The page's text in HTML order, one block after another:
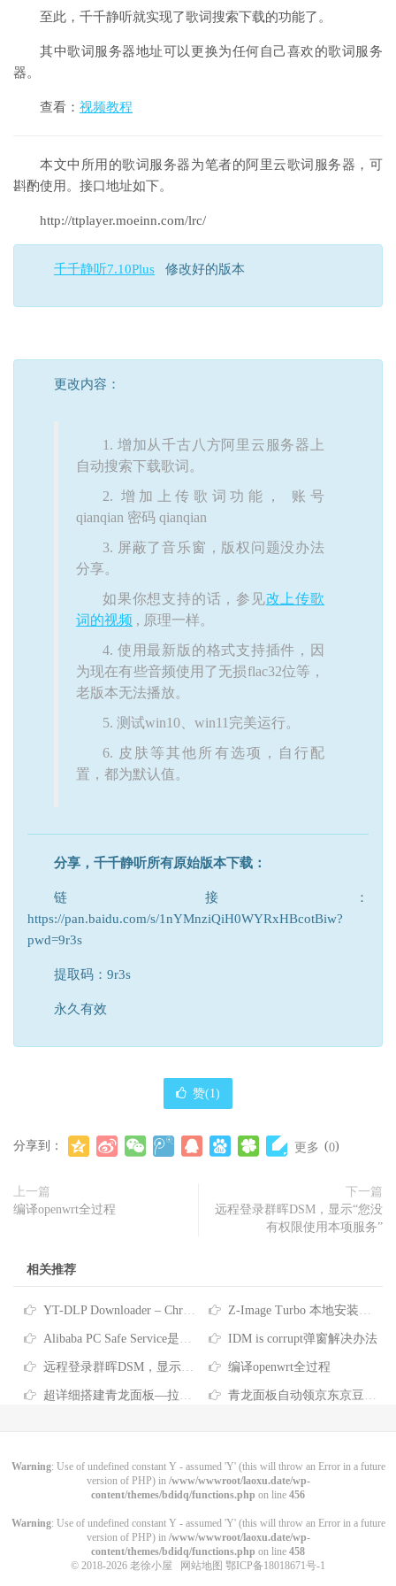
至此，千千静听就实现了歌词搜索下载的功能了。
其中歌词服务器地址可以更换为任何自己喜欢的歌词服务
器。
查看： 视频教程
本文中所用的歌词服务器为笔者的阿里云歌词服务器，可
斟酌使用。接口地址如下。
http://ttplayer.moeinn.com/lrc/
千千静听7.10Plus 修改好的版本
更改内容：
1. 增加从千古八方阿里云服务器上
自动搜索下载歌词。
2. 增加上传歌词功能， 账号
qianqian 密码 qianqian
3. 屏蔽了音乐窗，版权问题没办法
分享。
如果你想支持的话，参见改上传歌
词的视频 , 原理一样。
4. 使用最新版的格式支持插件，因
为现在有些音频使用了无损flac32位等，
老版本无法播放。
5. 测试win10、win11完美运行。
6. 皮肤等其他所有选项，自行配
置，都为默认值。
分享，千千静听所有原始版本下载：
链接：
https://pan.baidu.com/s/1nYMnziQiH0WYRxHBcotBiw?
pwd=9r3s
提取码：9r3s
永久有效
赞(1)
分享到： 更多 (0)
上一篇
编译openwrt全过程
下一篇
远程登录群晖DSM，显示“您没
有权限使用本项服务”
相关推荐
YT-DLP Downloader – Chrome 扩展插件-原创 Z-Image Turbo 本地安装教程！最近非常火的文生图AI模型，支持反审查
Alibaba PC Safe Service是什么软件-彻底删除Alibaba PC Safe Service的方法 IDM is corrupt弹窗解决办法
远程登录群晖DSM，显示“您没有权限使用本项服务” 编译openwrt全过程
超详细搭建青龙面板—拉取京东脚本、任务筛选、京东脚本库分享 青龙面板自动领京东京豆，做农场浇水、萌宠、种豆、签到等任务
Warning: Use of undefined constant Y - assumed 'Y' (this will throw an Error in a future
version of PHP) in /www/wwwroot/laoxu.date/wp-
content/themes/bdidq/functions.php on line 456
Warning: Use of undefined constant Y - assumed 'Y' (this will throw an Error in a future
version of PHP) in /www/wwwroot/laoxu.date/wp-
content/themes/bdidq/functions.php on line 458
© 2018-2026 老徐小屋 网站地图 鄂ICP备18018671号-1